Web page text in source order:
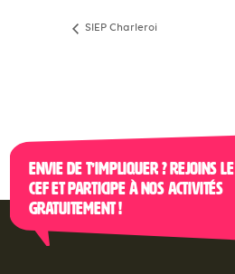
SIEP Charleroi
Envie de t’impliquer ? Rejoins le
CEF et participe à nos activités
gratuitement !